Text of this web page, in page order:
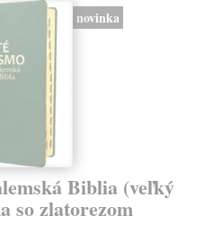
novinka
Biblia (veľký
so zlatorezom